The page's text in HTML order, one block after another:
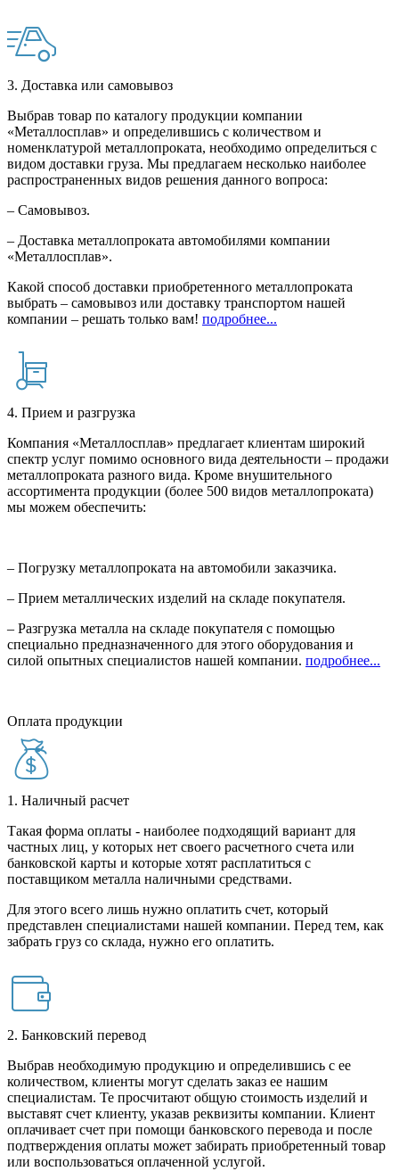
3. Доставка или самовывоз
Выбрав товар по каталогу продукции компании
«Металлосплав» и определившись с количеством и
номенклатурой металлопроката, необходимо определиться с
видом доставки груза. Мы предлагаем несколько наиболее
распространенных видов решения данного вопроса:
– Самовывоз.
– Доставка металлопроката автомобилями компании
«Металлосплав».
Какой способ доставки приобретенного металлопроката
выбрать – самовывоз или доставку транспортом нашей
компании – решать только вам! подробнее...
4. Прием и разгрузка
Компания «Металлосплав» предлагает клиентам широкий
спектр услуг помимо основного вида деятельности – продажи
металлопроката разного вида. Кроме внушительного
ассортимента продукции (более 500 видов металлопроката)
мы можем обеспечить:
– Погрузку металлопроката на автомобили заказчика.
– Прием металлических изделий на складе покупателя.
– Разгрузка металла на складе покупателя с помощью
специально предназначенного для этого оборудования и
силой опытных специалистов нашей компании. подробнее...
Оплата продукции
1. Наличный расчет
Такая форма оплаты - наиболее подходящий вариант для
частных лиц, у которых нет своего расчетного счета или
банковской карты и которые хотят расплатиться с
поставщиком металла наличными средствами.
Для этого всего лишь нужно оплатить счет, который
представлен специалистами нашей компании. Перед тем, как
забрать груз со склада, нужно его оплатить.
2. Банковский перевод
Выбрав необходимую продукцию и определившись с ее
количеством, клиенты могут сделать заказ ее нашим
специалистам. Те просчитают общую стоимость изделий и
выставят счет клиенту, указав реквизиты компании. Клиент
оплачивает счет при помощи банковского перевода и после
подтверждения оплаты может забирать приобретенный товар
или воспользоваться оплаченной услугой.